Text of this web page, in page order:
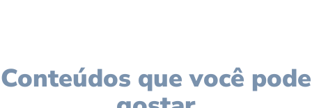
Conteúdos que você pode